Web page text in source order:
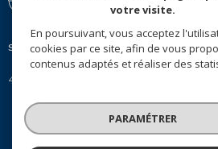
SÉLECTIONNER
426 400 €
votre visite.
En poursuivant, vous acceptez
cookies par ce site, afin de vous
contenus adaptés et réaliser des
PARAMÉTRER